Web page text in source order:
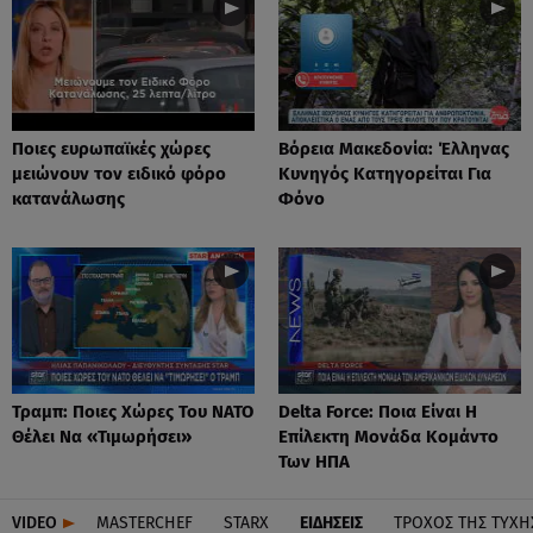
Ποιες ευρωπαϊκές χώρες
μειώνουν τον ειδικό φόρο
κατανάλωσης
Βόρεια Μακεδονία: Έλληνας
Κυνηγός Κατηγορείται Για
Φόνο
Τραμπ: Ποιες Χώρες Του ΝΑΤΟ
Θέλει Να «Τιμωρήσει»
Delta Force: Ποια Είναι Η
Επίλεκτη Μονάδα Κομάντο
Των ΗΠΑ
VIDEO MASTERCHEF STARX ΕΙΔΉΣΕΙΣ ΤΡΟΧΌΣ ΤΗΣ